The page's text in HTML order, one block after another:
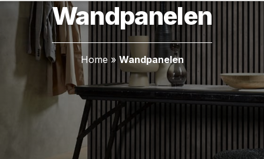
Wandpanelen
Home» Wandpanelen